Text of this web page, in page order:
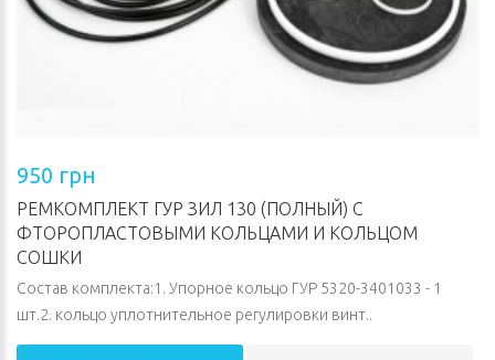
950 грн
РЕМКОМПЛЕКТ ГУР ЗИЛ 130 (ПОЛНЫЙ) С
ФТОРОПЛАСТОВЫМИ КОЛЬЦАМИ И КОЛЬЦОМ
СОШКИ
Состав комплекта:1. Упорное кольцо ГУР 5320-3401033 - 1
шт.2. кольцо уплотнительное регулировки винт..